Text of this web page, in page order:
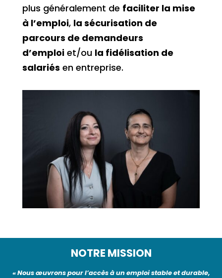
plus généralement de faciliter la mise
à l’emploi, la sécurisation de
parcours de demandeurs
d’emploiet/ou la fidélisation de
salariés en entreprise.
NOTRE MISSION
« Nous œuvrons pour l’accès à un emploi stable et durable,